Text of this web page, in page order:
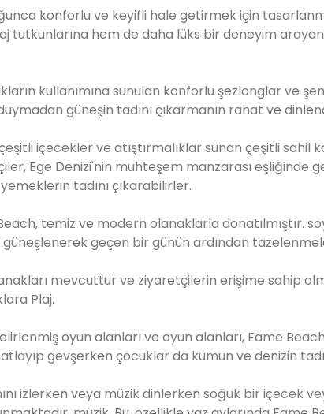
konforlu ve keyifli hale getirmek için
tutkunlarına hem de daha lüks bir deneyim
kullanımına sunulan konforlu şezlonglar ve
güneşin tadını çıkarmanın rahat ve
içecekler ve atıştırmalıklar sunan çeşitli sahil
Ege Denizi'nin muhteşem manzarası eşliğinde
tadını çıkarabilirler.
temiz ve modern olanaklarla donatılmıştır.
geçen bir günün ardından
mevcuttur ve ziyaretçilerin erişime sahip
Plaj.
oyun alanları ve oyun alanları, Fame
gevşerken çocuklar da kumun ve denizin
izlerken veya müzik dinlerken soğuk bir içecek